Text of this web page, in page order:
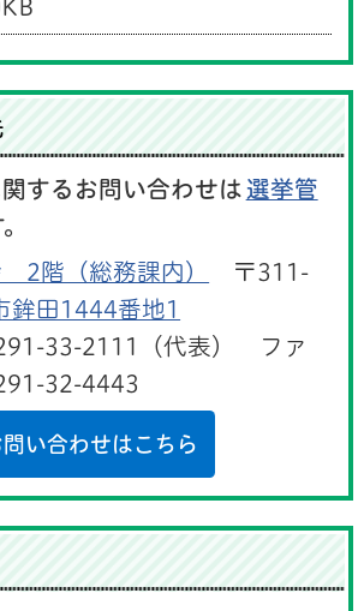
するお問い合わせは 選挙管
2階（総務課内）
〒311-
鉾田1444番地1
33-2111（代表） ファ
32-4443
い合わせはこちら